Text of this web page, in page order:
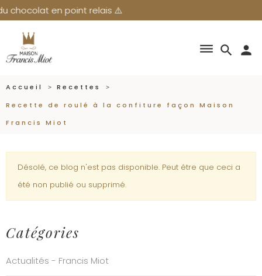
en point relais ⚠️
search
dehaze person
Accueil
Recettes
Recette de roulé à la confiture façon Maison
Francis Miot
Désolé, ce blog n'est pas disponible. Peut être que ceci a
été non publié ou supprimé.
Catégories
Actualités - Francis Miot